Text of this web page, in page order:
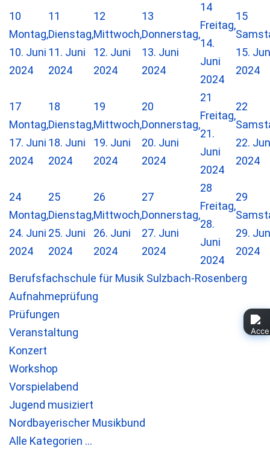
10
Montag,
10. Juni
2024
11
Dienstag,
11. Juni
2024
12
Mittwoch,
12. Juni
2024
13
Donnerstag,
13. Juni
2024
14
Freitag,
14.
Juni
2024
15
15.
2024
17
Montag,
17. Juni
2024
18
Dienstag,
18. Juni
2024
19
Mittwoch,
19. Juni
2024
20
Donnerstag,
20. Juni
2024
21
Freitag,
21.
Juni
2024
22
22.
2024
24
Montag,
24. Juni
2024
25
Dienstag,
25. Juni
2024
26
Mittwoch,
26. Juni
2024
27
Donnerstag,
27. Juni
2024
28
Freitag,
28.
Juni
2024
29
29.
2024
Berufsfachschule für Musik Sulzbach-Rosenberg
Aufnahmeprüfung
Prüfungen
Veranstaltung
Konzert
Workshop
Vorspielabend
Jugend musiziert
Nordbayerischer Musikbund
Alle Kategorien ...